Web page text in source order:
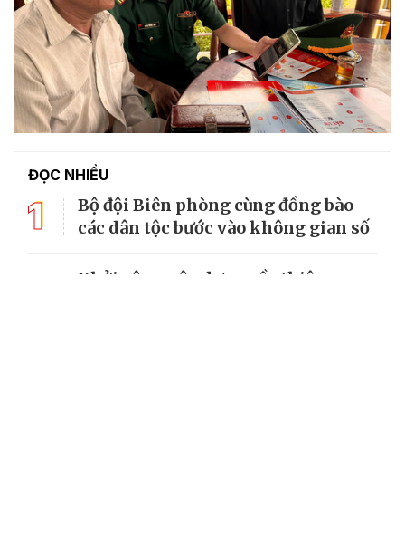
ĐỌC NHIỀU
1
Bộ đội Biên phòng cùng đồng bào
các dân tộc bước vào không gian số
Khởi công xây dựng cầu thiện